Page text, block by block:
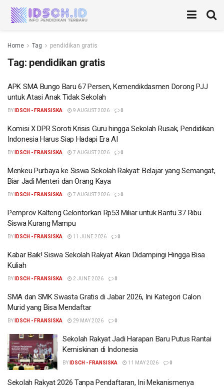
Home Tag pendidikan gratis
Tag: pendidikan gratis
APK SMA Bungo Baru 67 Persen, Kemendikdasmen Dorong PJJ
untuk Atasi Anak Tidak Sekolah
BY IDSCH - FRANSISKA 9 AUGUST 2026 0
Komisi X DPR Soroti Krisis Guru hingga Sekolah Rusak, Pendidikan
Indonesia Harus Siap Hadapi Era AI
BY IDSCH - FRANSISKA 7 AUGUST 2026 0
Menkeu Purbaya ke Siswa Sekolah Rakyat: Belajar yang Semangat,
Biar Jadi Menteri dan Orang Kaya
BY IDSCH - FRANSISKA 7 AUGUST 2026 0
Pemprov Kalteng Gelontorkan Rp53 Miliar untuk Bantu 37 Ribu
Siswa Kurang Mampu
BY IDSCH - FRANSISKA 11 JUNE 2026 0
Kabar Baik! Siswa Sekolah Rakyat Akan Didampingi Hingga Bisa
Kuliah
BY IDSCH - FRANSISKA 2 JUNE 2026 0
SMA dan SMK Swasta Gratis di Jabar 2026, Ini Kategori Calon
Murid yang Bisa Mendaftar
BY IDSCH - FRANSISKA 29 MAY 2026 0
Sekolah Rakyat Jadi Harapan Baru Putus Rantai
Kemiskinan di Indonesia
BY IDSCH - FRANSISKA 11 MAY 2026 0
Sekolah Rakyat 2026 Tanpa Pendaftaran, Ini Mekanismenya